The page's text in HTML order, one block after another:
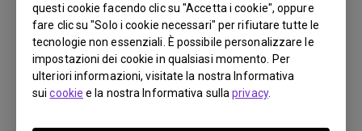
questi cookie facendo clic su "Accetta i cookie", oppure
fare clic su "Solo i cookie necessari" per rifiutare tutte le
tecnologie non essenziali. È possibile personalizzare le
impostazioni dei cookie in qualsiasi momento. Per
ulteriori informazioni, visitate la nostra Informativa
suicookie e la nostra Informativa sullaprivacy.
mano
4. Non utilizzare il prodotto, poiché potrebbero essere
valutate le ore di utilizzo.